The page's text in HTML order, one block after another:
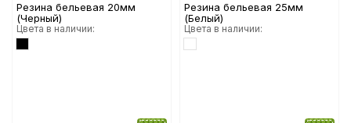
Резина бельевая 20мм
(Черный)
Цвета в наличии:
Резина бельевая 25мм
(Белый)
Цвета в наличии: